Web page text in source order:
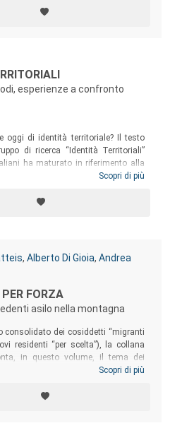
L’importante delle pratiche è
esperienze a confronto
oggi di identità territoriale? Il testo
di ricerca “Identità Territoriali”
ha maturato in riferimento alla
le priorità programmatiche delineate
che fanno del territorio locale un
Scopri di più
, Alberto Di Gioia, Andrea
FORZA
asilo nella montagna
consolidato dei cosiddetti “migranti
residenti “per scelta”), la collana
in questo volume, il tema dei
forzosamente verso le valli
degli stranieri sul territorio
o permanente che fosse.
Scopri di più